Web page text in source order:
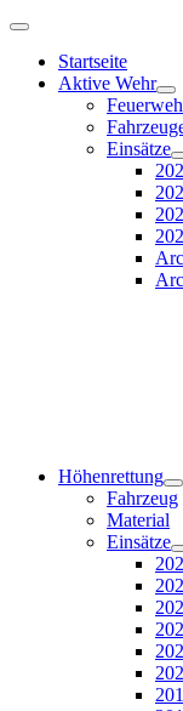
Startseite
Aktive Wehr
Einsätze
Höhenrettung
Fahrzeug
Material
Einsätze